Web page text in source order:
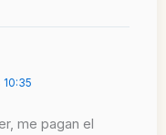
10:35
me pagan el